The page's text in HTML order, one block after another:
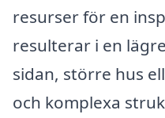
resurser för en
resulterar i en
sidan, större hus
och komplexa